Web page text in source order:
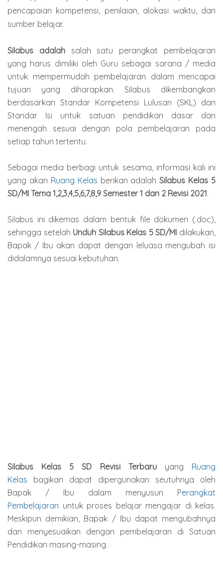
pencapaian kompetensi, penilaian, alokasi waktu, dan
sumber belajar.
Silabus adalahsalah satu perangkat pembelajaran
yang harus dimiliki oleh Guru sebagai sarana / media
untuk mempermudah pembelajaran dalam mencapai
tujuan yang diharapkan. Silabus dikembangkan
berdasarkan Standar Kompetensi Lulusan (SKL) dan
Standar Isi untuk satuan pendidikan dasar dan
menengah sesuai dengan pola pembelajaran pada
setiap tahun tertentu.
Sebagai media berbagi untuk sesama, informasi kali ini
yang akan Ruang Kelas berikan adalahSilabus Kelas 5
SD/MI Tema 1,2,3,4,5,6,7,8,9 Semester 1 dan 2 Revisi 2021.
Silabus ini dikemas dalam bentuk file dokumen (.doc),
sehingga setelah Unduh Silabus Kelas 5 SD/MI dilakukan,
Bapak / Ibu akan dapat dengan leluasa mengubah isi
didalamnya sesuai kebutuhan.
Silabus Kelas 5 SD Revisi Terbaruyang Ruang
Kelas bagikan dapat dipergunakan seutuhnya oleh
Bapak / Ibu dalam menyusun Perangkat
Pembelajaran untuk proses belajar mengajar di kelas.
Meskipun demikian, Bapak / Ibu dapat mengubahnya
dan menyesuaikan dengan pembelajaran di Satuan
Pendidikan masing-masing.